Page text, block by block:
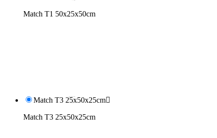
Match T1 50x25x50cm
Match T3 25x50x25cm
Match T3 25x50x25cm